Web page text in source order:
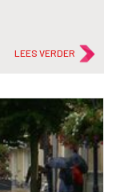
LEES VERDER